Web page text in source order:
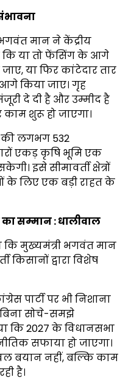
मान ने केंद्रीय
कि या तो फेंसिंग के आगे
या फिर कांटेदार तार
आगे किया जाए। गृह
दे दी है और उम्मीद है
शुरू हो जाएगा।
की लगभग 532
एकड़ कृषि भूमि एक
इसे सीमावर्ती क्षेत्रों
के लिए एक बड़ी राहत के
सम्मान : धालीवाल
कि मुख्यमंत्री भगवंत मान
किसानों द्वारा विशेष
पार्टी पर भी निशाना
बिना सोचे-समझे
कि 2027 के विधानसभा
सफाया हो जाएगा।
बयान नहीं, बल्कि काम
है।